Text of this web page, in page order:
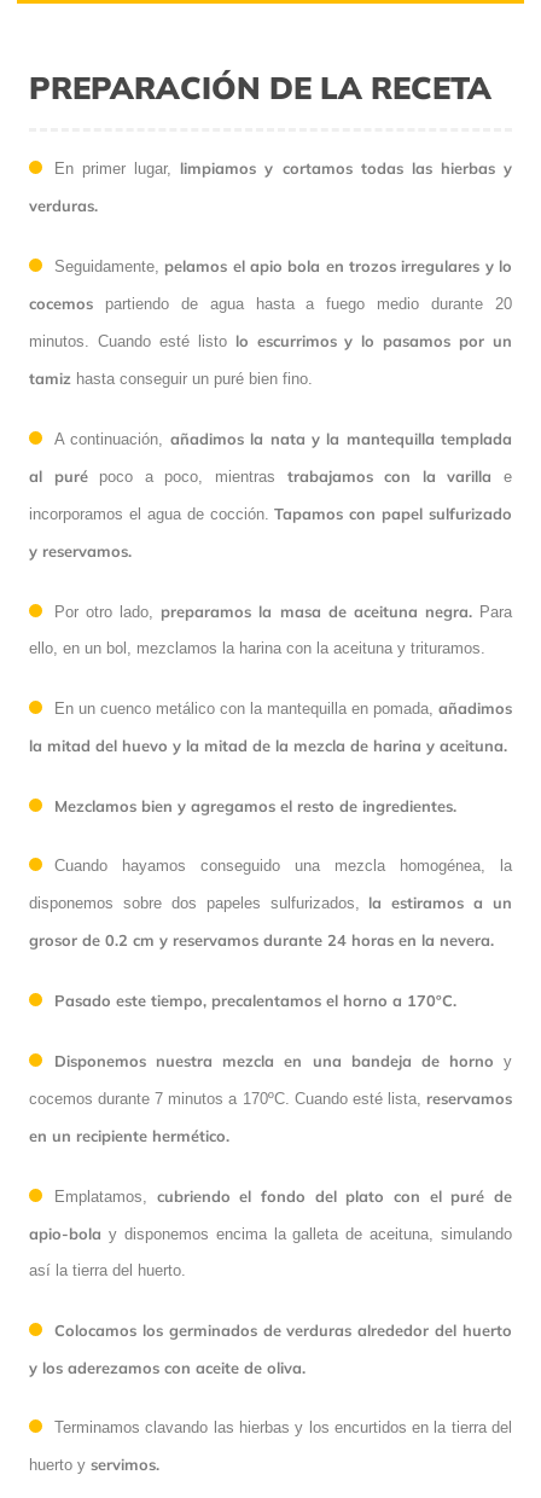
PREPARACIÓN DE LA RECETA
En primer lugar, limpiamos y cortamos todas las hierbas y
verduras.
Seguidamente, pelamos el apio bola en trozos irregulares y lo
cocemos partiendo de agua hasta a fuego medio durante 20
minutos. Cuando esté listo lo escurrimos y lo pasamos por un
tamiz hasta conseguir un puré bien fino.
A continuación, añadimos la nata y la mantequilla templada
al purépoco a poco, mientras trabajamos con la varilla e
incorporamos el agua de cocción.Tapamos con papel sulfurizado
y reservamos.
Por otro lado, preparamos la masa de aceituna negra.Para
ello, en un bol, mezclamos la harina con la aceituna y trituramos.
En un cuenco metálico con la mantequilla en pomada, añadimos
la mitad del huevo y la mitad de la mezcla de harina y aceituna.
Mezclamos bien y agregamos el resto de ingredientes.
Cuando hayamos conseguido una mezcla homogénea, la
disponemos sobre dos papeles sulfurizados, la estiramos a un
grosor de 0.2 cm y reservamos durante 24 horas en la nevera.
Pasado este tiempo, precalentamos el horno a 170ºC.
Disponemos nuestra mezcla en una bandeja de horno y
cocemos durante 7 minutos a 170ºC. Cuando esté lista, reservamos
en un recipiente hermético.
Emplatamos, cubriendo el fondo del plato con el puré de
apio-bola y disponemos encima la galleta de aceituna, simulando
así la tierra del huerto.
Colocamos los germinados de verduras alrededor del huerto
y los aderezamos con aceite de oliva.
Terminamos clavando las hierbas y los encurtidos en la tierra del
huerto y servimos.